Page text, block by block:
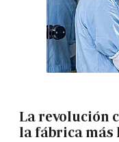
La revolución
la fábrica